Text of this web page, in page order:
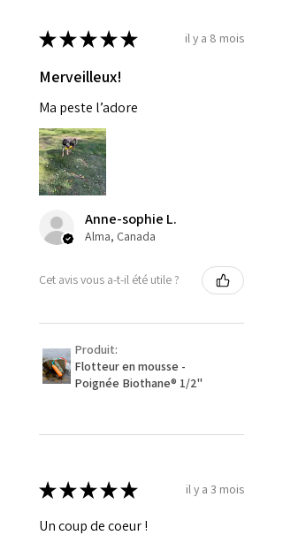
★★★★★ il y a 8 mois
Merveilleux!
Ma peste l’adore
Anne-sophie L.
Alma, Canada
Cet avis vous a-t-il été utile ?
Produit:
Flotteur en mousse -
Poignée Biothane® 1/2''
★★★★★ il y a 3 mois
Un coup de coeur !